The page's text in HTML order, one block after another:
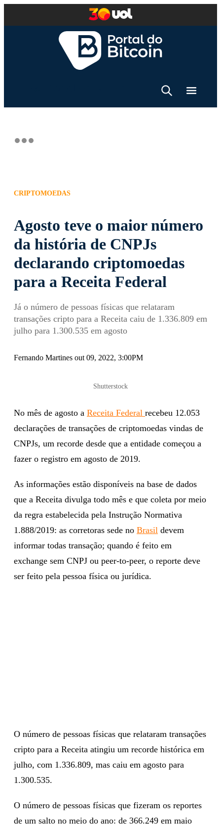
CRIPTOMOEDAS
Agosto teve o maior número
da história de CNPJs
declarando criptomoedas
para a Receita Federal
Já o número de pessoas físicas que relataram
transações cripto para a Receita caiu de 1.336.809 em
julho para 1.300.535 em agosto
Fernando Martines out 09, 2022, 3:00PM
Shutterstock
No mês de agosto a Receita Federal recebeu 12.053
declarações de transações de criptomoedas vindas de
CNPJs, um recorde desde que a entidade começou a
fazer o registro em agosto de 2019.
As informações estão disponíveis na base de dados
que a Receita divulga todo mês e que coleta por meio
da regra estabelecida pela Instrução Normativa
1.888/2019: as corretoras sede no Brasil devem
informar todas transação; quando é feito em
exchange sem CNPJ ou peer-to-peer, o reporte deve
ser feito pela pessoa física ou jurídica.
O número de pessoas físicas que relataram transações
cripto para a Receita atingiu um recorde histórica em
julho, com 1.336.809, mas caiu em agosto para
1.300.535.
O número de pessoas físicas que fizeram os reportes
de um salto no meio do ano: de 366.249 em maio